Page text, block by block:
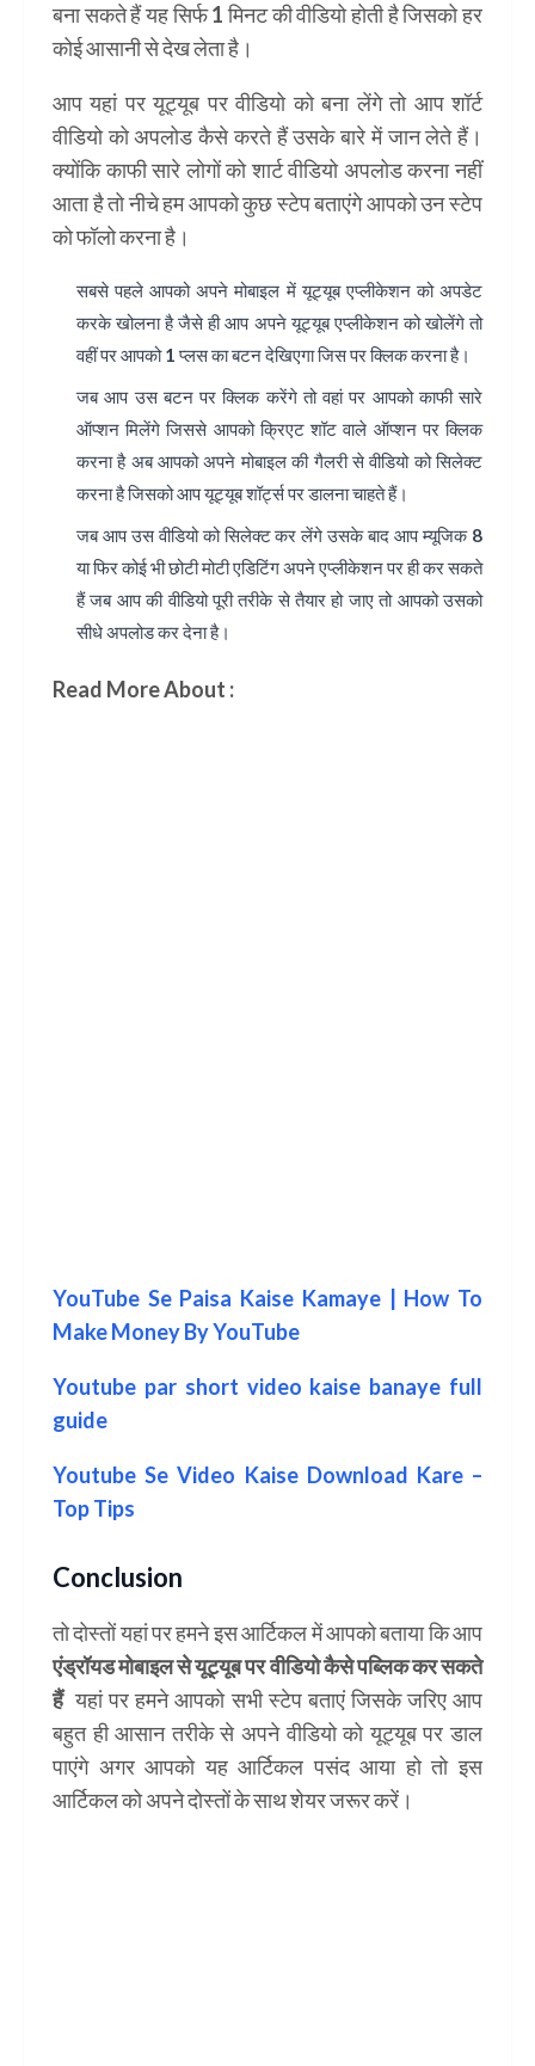
बना सकते हैं यह सिर्फ 1 मिनट की वीडियो होती है जिसको हर
कोई आसानी से देख लेता है।
आप यहां पर यूट्यूब पर वीडियो को बना लेंगे तो आप शॉर्ट
वीडियो को अपलोड कैसे करते हैं उसके बारे में जान लेते हैं।
क्योंकि काफी सारे लोगों को शार्ट वीडियो अपलोड करना नहीं
आता है तो नीचे हम आपको कुछ स्टेप बताएंगे आपको उन स्टेप
को फॉलो करना है।
सबसे पहले आपको अपने मोबाइल में यूट्यूब एप्लीकेशन को अपडेट
करके खोलना है जैसे ही आप अपने यूट्यूब एप्लीकेशन को खोलेंगे तो
वहीं पर आपको 1 प्लस का बटन देखिएगा जिस पर क्लिक करना है।
जब आप उस बटन पर क्लिक करेंगे तो वहां पर आपको काफी सारे
ऑप्शन मिलेंगे जिससे आपको क्रिएट शॉट वाले ऑप्शन पर क्लिक
करना है अब आपको अपने मोबाइल की गैलरी से वीडियो को सिलेक्ट
करना है जिसको आप यूट्यूब शॉर्ट्स पर डालना चाहते हैं।
जब आप उस वीडियो को सिलेक्ट कर लेंगे उसके बाद आप म्यूजिक 8
या फिर कोई भी छोटी मोटी एडिटिंग अपने एप्लीकेशन पर ही कर सकते
हैं जब आप की वीडियो पूरी तरीके से तैयार हो जाए तो आपको उसको
सीधे अपलोड कर देना है।
Read More About :
YouTube Se Paisa Kaise Kamaye | How To
Make Money By YouTube
Youtube par short video kaise banaye full
guide
Youtube Se Video Kaise Download Kare –
Top Tips
Conclusion
तो दोस्तों यहां पर हमने इस आर्टिकल में आपको बताया कि आप
एंड्रॉयड मोबाइल से यूट्यूब पर वीडियो कैसे पब्लिक कर सकते
हैंयहां पर हमने आपको सभी स्टेप बताएं जिसके जरिए आप
बहुत ही आसान तरीके से अपने वीडियो को यूट्यूब पर डाल
पाएंगे अगर आपको यह आर्टिकल पसंद आया हो तो इस
आर्टिकल को अपने दोस्तों के साथ शेयर जरूर करें।